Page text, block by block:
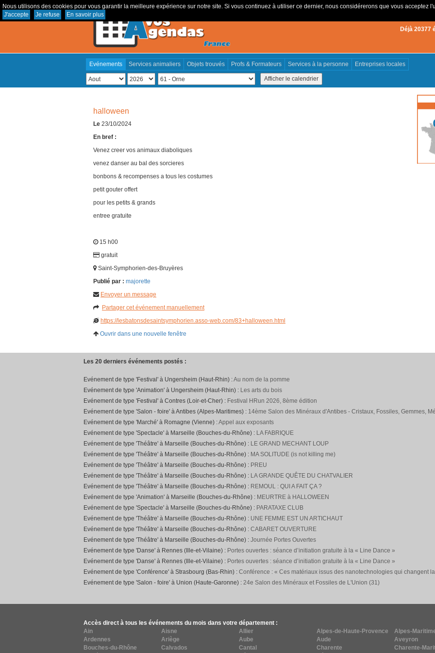
Nous utilisons des cookies pour vous garantir la meilleure expérience sur notre site. Si vous continuez à utiliser ce dernier, nous considérerons que vous acceptez
J'accepte
Je refuse En savoir plus
Déjà 20377
Evénements Services animaliers Objets trouvés Profs & Formateurs Services à la personne Entreprises locales
halloween
Le 23/10/2024
En bref :
Venez creer vos animaux diaboliques
venez danser au bal des sorcieres
bonbons & recompenses a tous les costumes
petit gouter offert
pour les petits & grands
entree gratuite
15 h00
gratuit
Saint-Symphorien-des-Bruyères
Publié par : majorette
Envoyer un message
Partager cet événement manuellement
https://lesbatonsdesaintsymphorien.asso-web.com/83+halloween.html
Ouvrir dans une nouvelle fenêtre
Les 20 derniers événements postés :
Evénement de type 'Festival' à Ungersheim (Haut-Rhin) :Au nom de la pomme
Evénement de type 'Animation' à Ungersheim (Haut-Rhin) : Les arts du bois
Evénement de type 'Festival' à Contres (Loir-et-Cher) : Festival HRun 2026, 8ème édition
Evénement de type 'Salon - foire' à Antibes (Alpes-Maritimes) : 14ème Salon des Minéraux d'Antibes - Cristaux, Fossiles, Gemmes,
Evénement de type 'Marché' à Romagne (Vienne) :Appel aux exposants
Evénement de type 'Spectacle' à Marseille (Bouches-du-Rhône) : LA FABRIQUE
Evénement de type 'Théâtre' à Marseille (Bouches-du-Rhône) : LE GRAND MECHANT LOUP
Evénement de type 'Théâtre' à Marseille (Bouches-du-Rhône) : MA SOLITUDE (is not killing me)
Evénement de type 'Théâtre' à Marseille (Bouches-du-Rhône) : PREU
Evénement de type 'Théâtre' à Marseille (Bouches-du-Rhône) : LA GRANDE QUÊTE DU CHATVALIER
Evénement de type 'Théâtre' à Marseille (Bouches-du-Rhône) : REMOUL : QUI A FAIT ÇA ?
Evénement de type 'Animation' à Marseille (Bouches-du-Rhône) : MEURTRE à HALLOWEEN
Evénement de type 'Spectacle' à Marseille (Bouches-du-Rhône) : PARATAXE CLUB
Evénement de type 'Théâtre' à Marseille (Bouches-du-Rhône) : UNE FEMME EST UN ARTICHAUT
Evénement de type 'Théâtre' à Marseille (Bouches-du-Rhône) : CABARET OUVERTURE
Evénement de type 'Théâtre' à Marseille (Bouches-du-Rhône) : Journée Portes Ouvertes
Evénement de type 'Danse' à Rennes (Ille-et-Vilaine) : Portes ouvertes : séance d’initiation gratuite à la « Line Dance »
Evénement de type 'Danse' à Rennes (Ille-et-Vilaine) : Portes ouvertes : séance d’initiation gratuite à la « Line Dance »
Evénement de type 'Conférence' à Strasbourg (Bas-Rhin) : Conférence : « Ces matériaux issus des nanotechnologies qui changent
Evénement de type 'Salon - foire' à Union (Haute-Garonne) : 24e Salon des Minéraux et Fossiles de L'Union (31)
Accès direct à tous les événements du mois dans votre département :
Ain
Aisne Allier Alpes-de-Haute-Provence Alpes-
Ardennes
Ariège Aube Aude Aveyron
Bouches-du-Rhône
Calvados Cantal Charente Charente-